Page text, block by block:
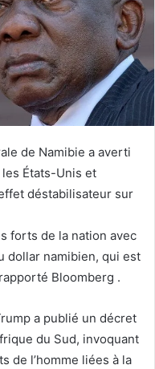
de Namibie a averti
États-Unis et
déstabilisateur sur
forts de la nation avec
dollar namibien, qui est
Bloomberg .
a publié un décret
du Sud, invoquant
de l’homme liées à la